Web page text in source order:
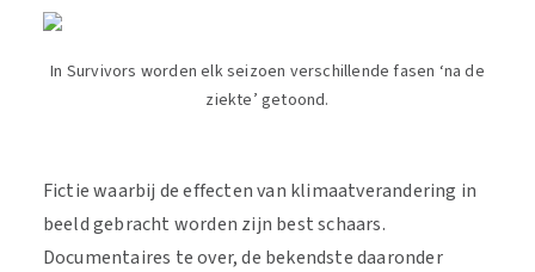
In Survivors worden elk seizoen verschillende fasen ‘na de
ziekte’ getoond.
Fictie waarbij de effecten van klimaatverandering in
beeld gebracht worden zijn best schaars.
Documentaires te over, de bekendste daaronder